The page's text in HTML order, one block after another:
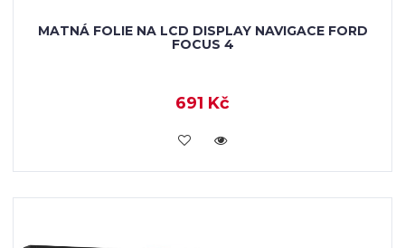
MATNÁ FOLIE NA LCD DISPLAY NAVIGACE FORD
FOCUS 4
691 Kč
VLOŽIT DO KOŠÍKU